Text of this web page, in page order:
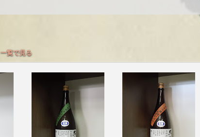
一覧で見る